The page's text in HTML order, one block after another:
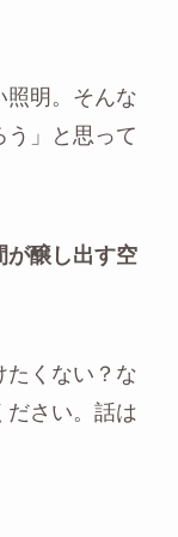
照明。そんな
」と思って
が醸し出す空
たくない？な
ださい。話は